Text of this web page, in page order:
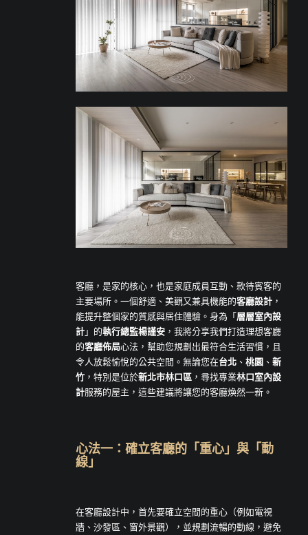
客廳，是家的核心，也是家庭成員互動、款待賓客的
主要場所。一個舒適、美觀又兼具機能的客廳設計 ，
能提升整個家的質感與居住體驗。身為「層層室內設
計」的執行總監楊謹安 ，我將分享我們打造理想客廳
的客廳佈局心法，幫助您規劃出最符合生活習慣，且
令人放鬆愉悅的公共空間。無論您在台北 、 桃園 、 新
竹 ，特別是位於新北市林口區 ，尋找專業林口室內設
計服務的屋主，這些建議將讓您的客廳煥然一新。
心法一：確立客廳的「重心」與「動
線」
在客廳設計中，首先要確立空間的重心（例如電視
牆、沙發區、窗外景觀），並規劃流暢的動線，避免